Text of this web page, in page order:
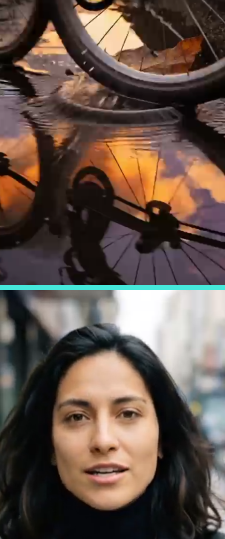
OTOÑO
MUNDOS